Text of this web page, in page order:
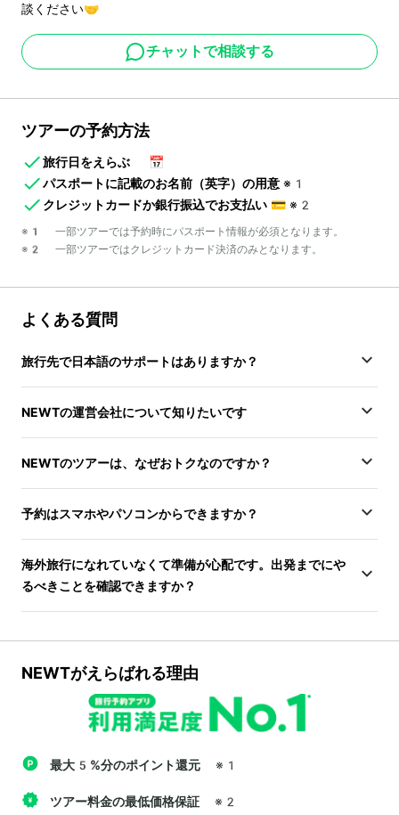
談ください🤝
チャットで相談する
ツアーの予約方法
旅行日をえらぶ
📅
パスポートに記載のお名前（英字）の用意 ※1
クレジットカードか銀行振込でお支払い 💳 ※2
※1 一部ツアーでは予約時にパスポート情報が必須となります。
※2 一部ツアーではクレジットカード決済のみとなります。
よくある質問
旅行先で日本語のサポートはありますか？
NEWTの運営会社について知りたいです
NEWTのツアーは、なぜおトクなのですか？
予約はスマホやパソコンからできますか？
海外旅行になれていなくて準備が心配です。出発までにや
るべきことを確認できますか？
NEWTがえらばれる理由
最大5%分のポイント還元 ※1
ツアー料金の最低価格保証 ※2